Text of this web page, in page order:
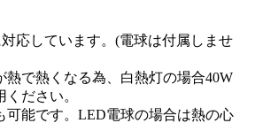
応しています。(電球は付属しませ
で熱くなる為、白熱灯の場合40W
ださい。
能です。LED電球の場合は熱の心